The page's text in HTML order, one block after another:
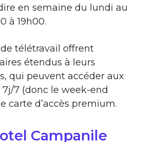
en semaine du lundi au
à 19h00.
télétravail offrent
étendus à leurs
qui peuvent accéder aux
7 (donc le week-end
carte d’accès premium.
Campanile